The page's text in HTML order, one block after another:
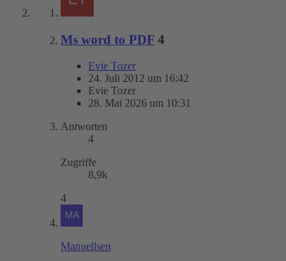
Ms word to PDF 4
Evie Tozer
24. Juli 2012 um 16:42
Evie Tozer
28. Mai 2026 um 10:31
Antworten
4
Zugriffe
8,9k
4
Manuellsen